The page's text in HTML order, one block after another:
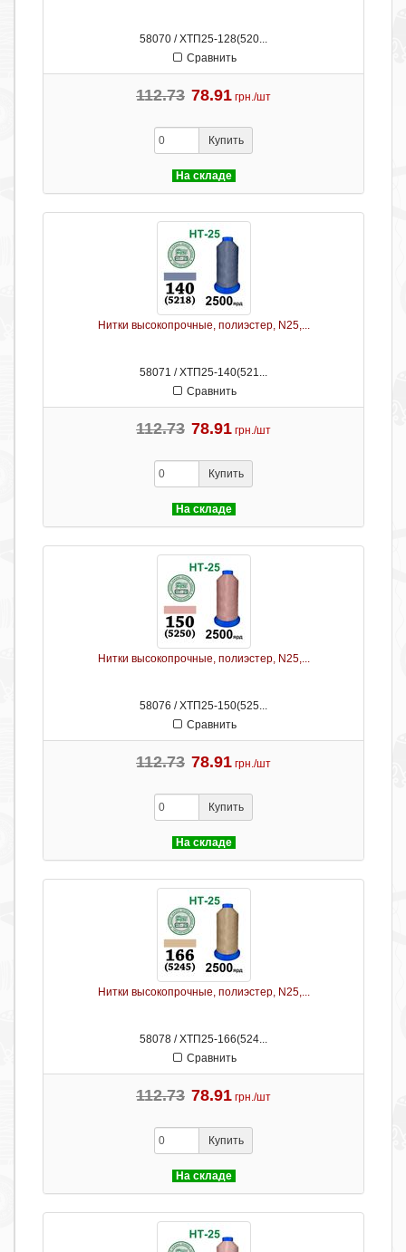
58070 / ХТП25-128(520...
Сравнить
112.73 78.91 грн./шт
Купить
На складе
Нитки высокопрочные, полиэстер, N25,...
58071 / ХТП25-140(521...
Сравнить
112.73 78.91 грн./шт
Купить
На складе
Нитки высокопрочные, полиэстер, N25,...
58076 / ХТП25-150(525...
Сравнить
112.73 78.91 грн./шт
Купить
На складе
Нитки высокопрочные, полиэстер, N25,...
58078 / ХТП25-166(524...
Сравнить
112.73 78.91 грн./шт
Купить
На складе